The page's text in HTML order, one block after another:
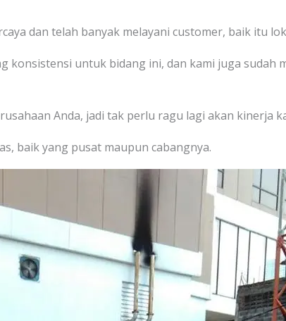
dan telah banyak melayani customer, baik itu
konsistensi untuk bidang ini, dan kami juga sudah
Anda, jadi tak perlu ragu lagi akan kinerja
baik yang pusat maupun cabangnya.